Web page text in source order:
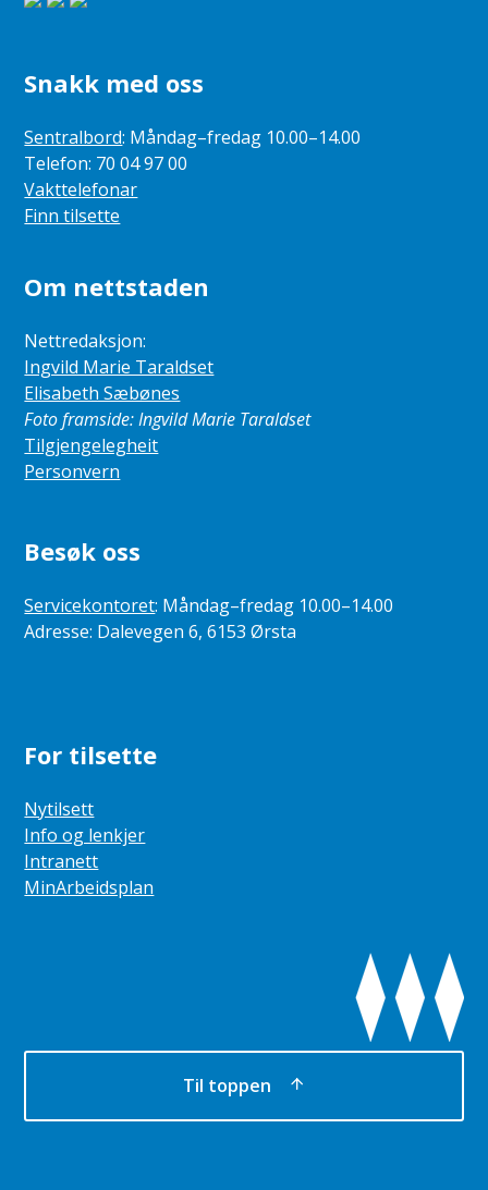
Snakk med oss
Sentralbord: Måndag–fredag 10.00–14.00
Telefon: 70 04 97 00
Vakttelefonar
Finn tilsette
Om nettstaden
Nettredaksjon:
Ingvild Marie Taraldset
Elisabeth Sæbønes
Foto framside: Ingvild Marie Taraldset
Tilgjengelegheit
Personvern
Besøk oss
Servicekontoret: Måndag–fredag 10.00–14.00
Adresse: Dalevegen 6, 6153 Ørsta
For tilsette
Nytilsett
Info og lenkjer
Intranett
MinArbeidsplan
Til toppen